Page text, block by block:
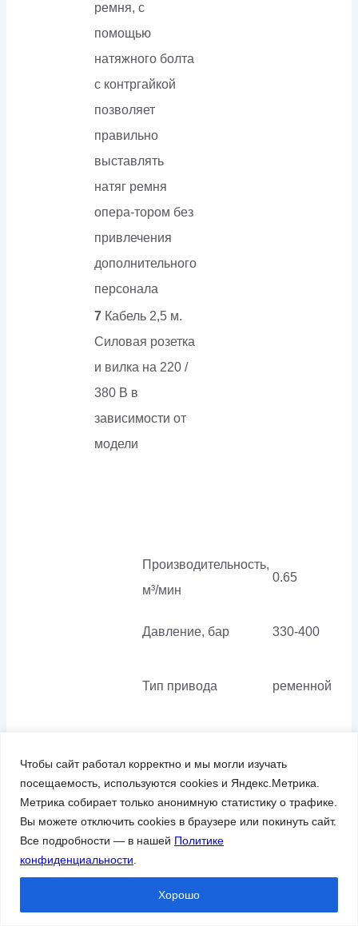
Чтобы сайт работал корректно и мы могли изучать
посещаемость, используются cookies и Яндекс.Метрика.
Метрика собирает только анонимную статистику о трафике.
Вы можете отключить cookies в браузере или покинуть сайт.
Все подробности — в нашей Политике
конфиденциальности
Хорошо
ремня, с
помощью
натяжного болта
с контргайкой
позволяет
правильно
выставлять
натяг ремня
опера-тором без
привлечения
дополнительного
персонала
7 Кабель 2,5 м.
Силовая розетка
и вилка на 220 /
380 В в
зависимости от
модели
Основные
Производительность,
м³/мин
0.65
Давление, бар 330-400
Тип привода ременной
Тип системы
охлаждения
Напряжение
Объём ресивера, л